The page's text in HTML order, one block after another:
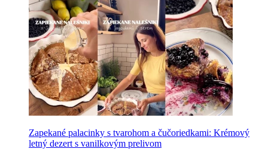
Zapekané palacinky s tvarohom a čučoriedkami: Krémový
letný dezert s vanilkovým prelivom